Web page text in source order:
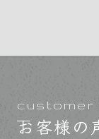
customer
お客様の